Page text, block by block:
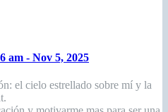
am - Nov 5, 2025
el cielo estrellado sobre mí y la